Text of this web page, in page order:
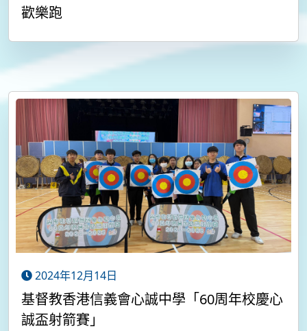
歡樂跑
2024年12月14日
基督教香港信義會心誠中學「60周年校慶心
誠盃射箭賽」